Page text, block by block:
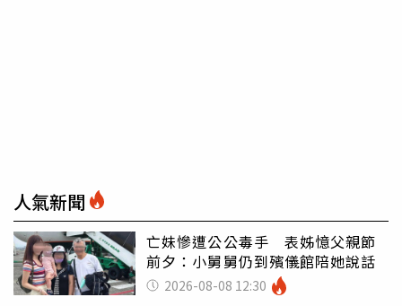
人氣新聞
亡妹慘遭公公毒手 表姊憶父親節
前夕：小舅舅仍到殯儀館陪她說話
2026-08-08 12:30